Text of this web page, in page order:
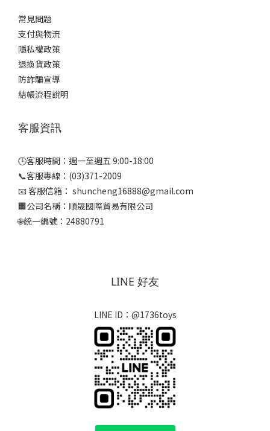
常見問題
支付與物流
隱私權政策
退換貨政策
防詐騙宣導
結帳流程說明
客服資訊
🕒客服時間：週一至週五 9:00-18:00
📞客服專線：(03)371-2009
📧 客服信箱： shuncheng16888@gmail.com
🏢公司名稱：順晟國際貿易有限公司
🌐統一編號：24880791
LINE 好友
LINE ID：@1736toys